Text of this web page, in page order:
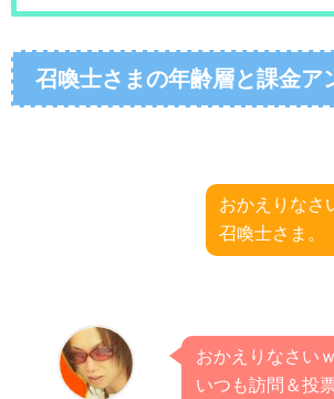
召喚士さまの年齢層と課金ア
おかえりなさ
召喚士さま。
おかえりなさ
いつも訪問＆投